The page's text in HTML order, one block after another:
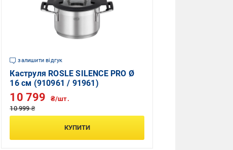
залишити відгук
Каструля ROSLE SILENCE PRO Ø
16 см (910961 / 91961)
10 999 ₴
10 799 ₴/шт.
КУПИТИ